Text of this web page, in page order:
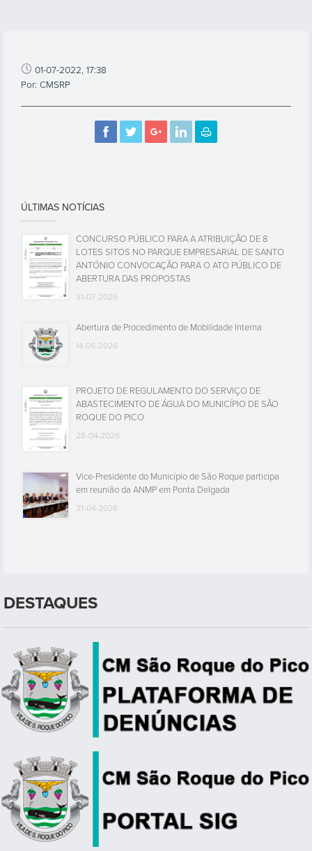
01-07-2022, 17:38
Por: CMSRP
ÚLTIMAS NOTÍCIAS
CONCURSO PÚBLICO PARA A ATRIBUIÇÃO DE 8
LOTES SITOS NO PARQUE EMPRESARIAL DE SANTO
ANTÓNIO CONVOCAÇÃO PARA O ATO PÚBLICO DE
ABERTURA DAS PROPOSTAS
31-07-2026
Abertura de Procedimento de Mobilidade Interna
14-05-2026
PROJETO DE REGULAMENTO DO SERVIÇO DE
ABASTECIMENTO DE ÁGUA DO MUNICÍPIO DE SÃO
ROQUE DO PICO
28-04-2026
Vice-Presidente do Município de São Roque participa
em reunião da ANMP em Ponta Delgada
21-04-2026
DESTAQUES